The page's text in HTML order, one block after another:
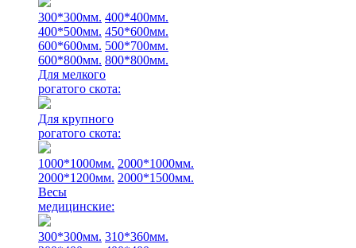
300*300мм. 400*400мм.
400*500мм. 450*600мм.
600*600мм. 500*700мм.
600*800мм. 800*800мм.
Для мелкого
рогатого скота:
Для крупного
рогатого скота:
1000*1000мм. 2000*1000мм.
2000*1200мм. 2000*1500мм.
Весы
медицинские:
300*300мм. 310*360мм.